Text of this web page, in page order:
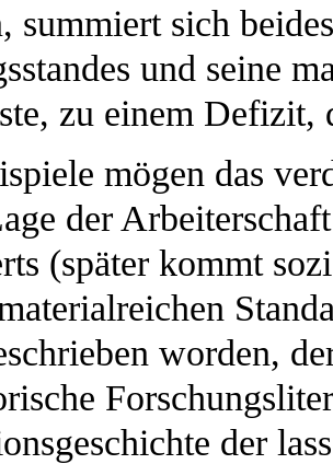
summiert sich
und seine
zu einem Defizit,
mögen das
der
(später kommt
worden,
der